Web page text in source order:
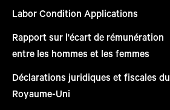
Labor Condition Applications
Rapport sur l'écart de rémunération
entre les hommes et les femmes
Déclarations juridiques et fiscales du
Royaume-Uni